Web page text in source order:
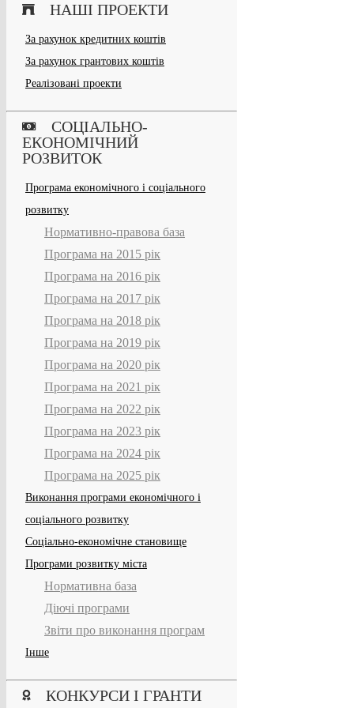
НАШІ ПРОЕКТИ
За рахунок кредитних коштів
За рахунок грантових коштів
Реалізовані проекти
СОЦІАЛЬНО-
ЕКОНОМІЧНИЙ
РОЗВИТОК
Програма економічного і соціального
розвитку
Нормативно-правова база
Програма на 2015 рік
Програма на 2016 рік
Програма на 2017 рік
Програма на 2018 рік
Програма на 2019 рік
Програма на 2020 рік
Програма на 2021 рік
Програма на 2022 рік
Програма на 2023 рік
Програма на 2024 рік
Програма на 2025 рік
Виконання програми економічного і
соціального розвитку
Соціально-економічне становище
Програми розвитку міста
Нормативна база
Діючі програми
Звіти про виконання програм
Інше
КОНКУРСИ І ГРАНТИ